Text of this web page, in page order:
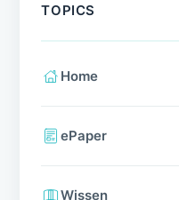
TOPICS
Home
ePaper
Wissen